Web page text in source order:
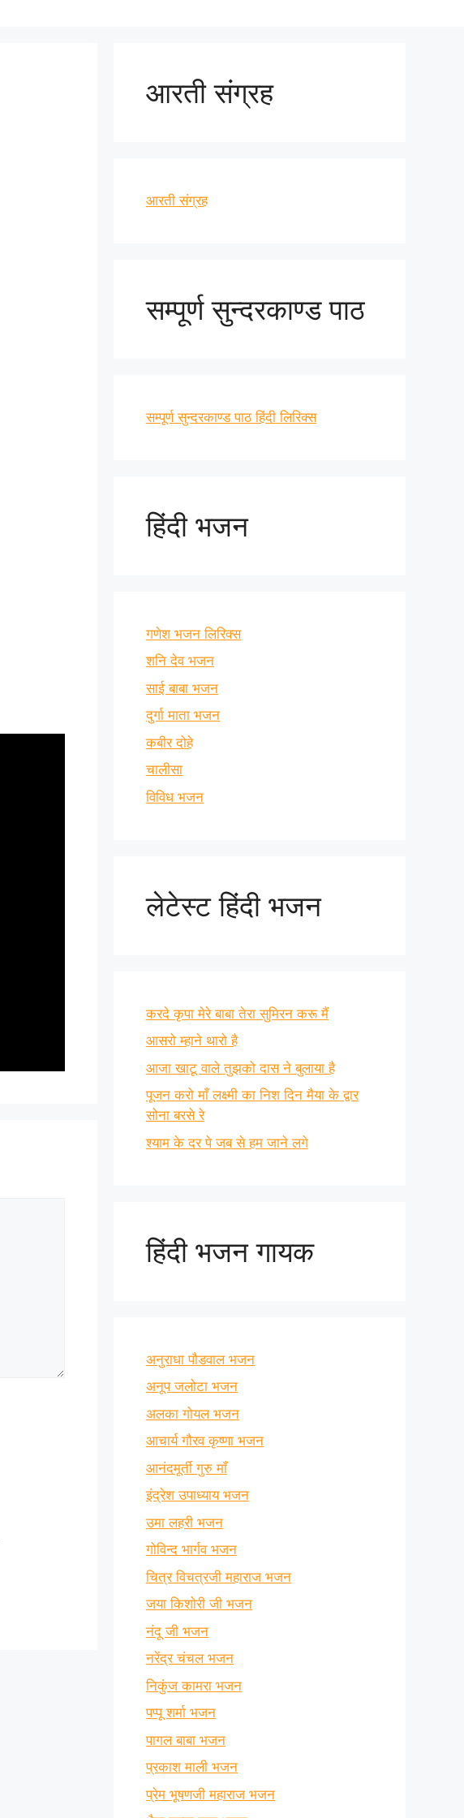
आरती संग्रह
आरती संग्रह
सम्पूर्ण सुन्दरकाण्ड पाठ
सम्पूर्ण सुन्दरकाण्ड पाठ हिंदी लिरिक्स
हिंदी भजन
गणेश भजन लिरिक्स
शनि देव भजन
साई बाबा भजन
दुर्गा माता भजन
कबीर दोहे
चालीसा
विविध भजन
लेटेस्ट हिंदी भजन
करदे कृपा मेरे बाबा तेरा सुमिरन करू मैं
आसरो म्हाने थारो है
आजा खाटू वाले तुझको दास ने बुलाया है
पूजन करो माँ लक्ष्मी का निश दिन मैया के द्वार
सोना बरसे रे
श्याम के दर पे जब से हम जाने लगे
हिंदी भजन गायक
अनुराधा पौडवाल भजन
अनूप जलोटा भजन
अलका गोयल भजन
आचार्य गौरव कृष्णा भजन
आनंदमूर्ती गुरु माँ
इंद्रेश उपाध्याय भजन
उमा लहरी भजन
गोविन्द भार्गव भजन
चित्र विचत्रजी महाराज भजन
जया किशोरी जी भजन
नंदू जी भजन
नरेंद्र चंचल भजन
निकुंज कामरा भजन
पप्पू शर्मा भजन
पागल बाबा भजन
प्रकाश माली भजन
प्रेम भूषणजी महाराज भजन